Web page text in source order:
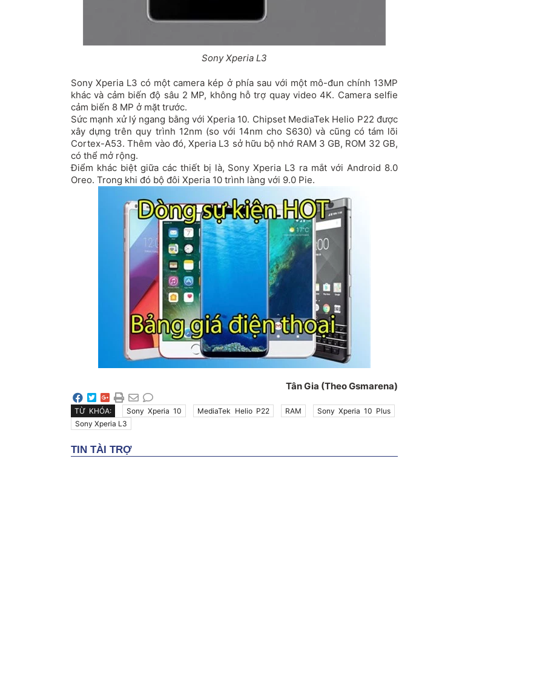
Sony Xperia L3
Sony Xperia L3 có một camera kép ở phía sau với một mô-đun chính 13MP
khác và cảm biến độ sâu 2 MP, không hỗ trợ quay video 4K. Camera selfie
cảm biến 8 MP ở mặt trước.
Sức mạnh xử lý ngang bằng với Xperia 10. Chipset MediaTek Helio P22 được
xây dựng trên quy trình 12nm (so với 14nm cho S630) và cũng có tám lõi
Cortex-A53. Thêm vào đó, Xperia L3 sở hữu bộ nhớ RAM 3 GB, ROM 32 GB,
có thể mở rộng.
Điểm khác biệt giữa các thiết bị là, Sony Xperia L3 ra mắt với Android 8.0
Oreo. Trong khi đó bộ đôi Xperia 10 trình làng với 9.0 Pie.
Tân Gia (Theo Gsmarena)
TỪ KHÓA: Sony Xperia 10 MediaTek Helio P22 RAM
Sony Xperia 10 Plus
Sony Xperia L3